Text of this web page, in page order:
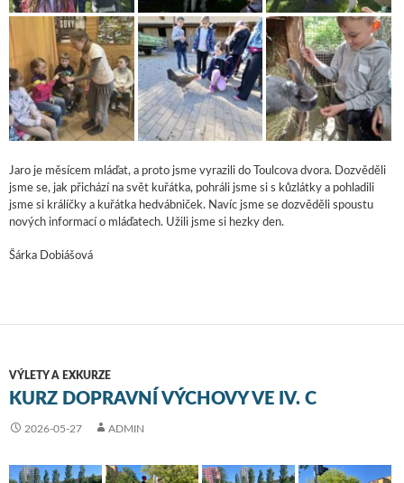
Jaro je měsícem mláďat, a proto jsme vyrazili do Toulcova dvora. Dozvěděli
jsme se, jak přichází na svět kuřátka, pohráli jsme si s kůzlátky a pohladili
jsme si králíčky a kuřátka hedvábniček. Navíc jsme se dozvěděli spoustu
nových informací o mláďatech. Užili jsme si hezky den.
Šárka Dobiášová
VÝLETY A EXKURZE
KURZ DOPRAVNÍ VÝCHOVY VE IV. C
2026-05-27 ADMIN